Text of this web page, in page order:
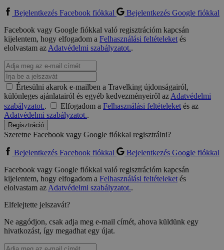
Bejelentkezés Facebook fiókkal
Bejelentkezés Google fiókkal
Facebook vagy Google fiókkal való regisztrációm kapcsán
kijelentem, hogy elfogadom a Felhasználási feltételeketés
elolvastam azAdatvédelmi szabályzatot..
Értesülni akarok e-mailben a Travelking újdonságairól,
különleges ajánlatairól és egyéb kedvezményeiről azAdatvédelmi
szabályzatot.. Elfogadom a Felhasználási feltételeketés az
Adatvédelmi szabályzatot..
Regisztráció
Szeretne Facebook vagy Google fiókkal regisztrálni?
Bejelentkezés Facebook fiókkal
Bejelentkezés Google fiókkal
Facebook vagy Google fiókkal való regisztrációm kapcsán
kijelentem, hogy elfogadom a Felhasználási feltételeketés
elolvastam azAdatvédelmi szabályzatot..
Elfelejtette jelszavát?
Ne aggódjon, csak adja meg e-mail címét, ahova küldünk egy
hivatkozást, így megadhat egy újat.